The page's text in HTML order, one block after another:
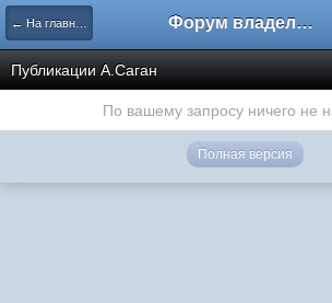
← На главную Форум владельцев интернет-магазинов
Публикации А.Саган
По вашему запросу ничего не
Полная версия